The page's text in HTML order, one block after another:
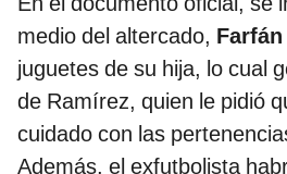
medio del altercado, Farfán
juguetes de su hija, lo cual
de Ramírez, quien le pidió
cuidado con las
Además, el exfutbolista